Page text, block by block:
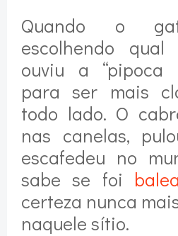
Quando o
escolhendo qual
ouviu a “pipoca
para ser mais
todo lado. O
nas canelas,
escafedeu no
sabe se foi
certeza nunca
naquele sítio.